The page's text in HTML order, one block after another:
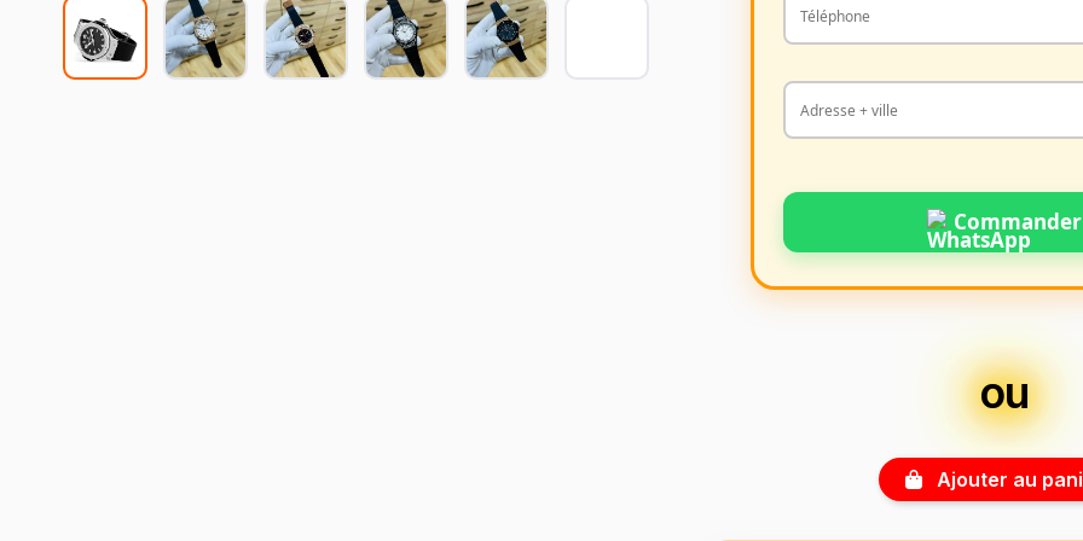
Commander
ou
Ajouter au